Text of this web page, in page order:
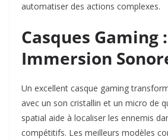
automatiser des actions complexes.​
Casques Gaming :
Immersion
Un excellent casque gaming
avec un son cristallin et un micro de
spatial aide à localiser les ennemis
compétitifs. Les meilleurs modèles